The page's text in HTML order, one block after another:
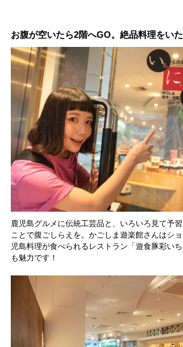
お腹が空いたら2階へGO。絶品料理をいた
鹿児島グルメに伝統工芸品と、いろいろ見て予
ことで腹ごしらえを。かごしま遊楽館さんはシ
児島料理が食べられるレストラン「遊食豚彩い
も魅力です！